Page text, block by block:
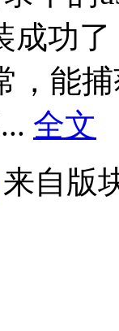
成功
，能
全文
来自版